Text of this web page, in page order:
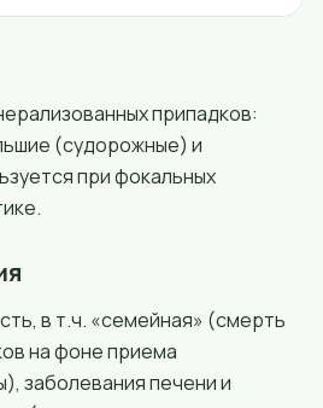
припадков:
(судорожные) и
при фокальных
в т.ч. «семейная» (смерть
на фоне приема
заболевания печени и